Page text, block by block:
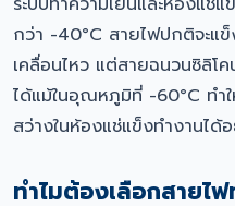
กว่า -40°C สายไฟปกติจะแ
เคลื่อนไหว แต่สายฉนวนซิลิโ
ได้แม้ในอุณหภูมิที่ -60°C ทำใ
สว่างในห้องแช่แข็งทำงานไ
ทำไมต้องเลือกสายไ